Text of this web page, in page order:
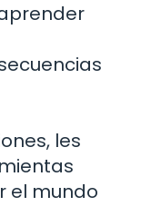
les
el mundo